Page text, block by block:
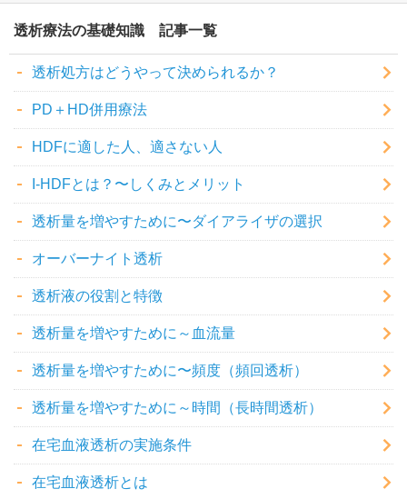
透析療法の基礎知識
透析処方はどうやって決められるか？
PD＋HD併用療法
HDFに適した人、適さない人
I-HDFとは？〜しくみとメリット
透析量を増やすために〜ダイアライザの選択
オーバーナイト透析
透析液の役割と特徴
透析量を増やすために～血流量
透析量を増やすために〜頻度（頻回透析）
透析量を増やすために～時間（長時間透析）
在宅血液透析の実施条件
在宅血液透析とは